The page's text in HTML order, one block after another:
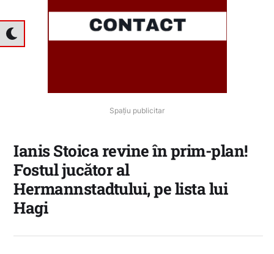
Spațiu publicitar
Ianis Stoica revine în prim-plan!
Fostul jucător al
Hermannstadtului, pe lista lui
Hagi